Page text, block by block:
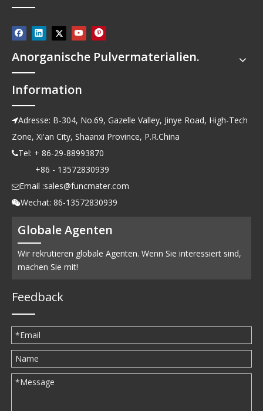
Anorganische Pulvermaterialien.
Information
Adresse: B-304, No.69, Gazelle Valley, Jinye Road, High-Tech
Zone, Xi'an City, Shaanxi Province, P.R.China
Tel: + 86-29-88993870
+86 - 13572830939
Email :sales@funcmater.com
Wechat: 86-13572830939
Globale Agenten
Wir rekrutieren globale Agenten. Wenn Sie interessiert sind,
machen Sie mit!
Feedback